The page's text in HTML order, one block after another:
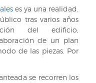
es ya una realidad.
tras varios años
del edificio,
de un plan
de las piezas. Por
se recorren los